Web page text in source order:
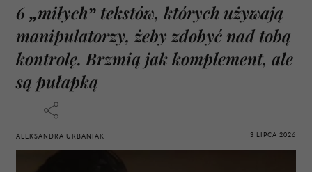
6 „miłych” tekstów, których używają
manipulatorzy, żeby zdobyć nad tobą
kontrolę. Brzmią jak komplement, ale
są pułapką
ALEKSANDRA URBANIAK 3 LIPCA 2026